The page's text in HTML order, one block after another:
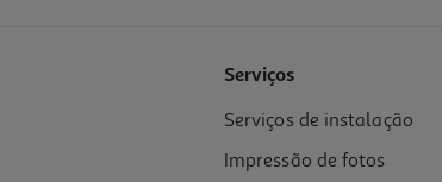
Serviços
Serviços de instalação
Impressão de fotos